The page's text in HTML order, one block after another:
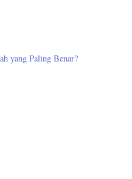
yang Paling Benar?